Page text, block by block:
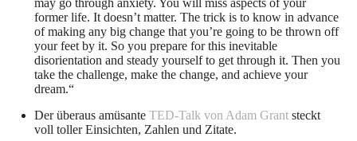
may go through anxiety. You will miss aspects of your
former life. It doesn’t matter. The trick is to know in advance
of making any big change that you’re going to be thrown off
your feet by it. So you prepare for this inevitable
disorientation and steady yourself to get through it. Then you
take the challenge, make the change, and achieve your
dream.“
Der überaus amüsante TED-Talk von Adam Grant steckt
voll toller Einsichten, Zahlen und Zitate.